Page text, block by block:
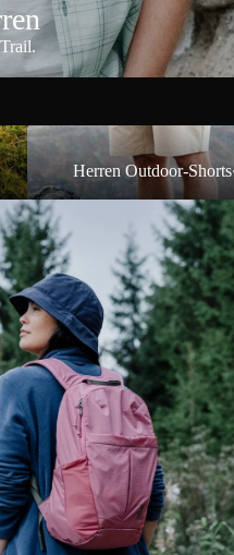
Herren Outdoor-Shorts
Herren Outdoor-Shorts